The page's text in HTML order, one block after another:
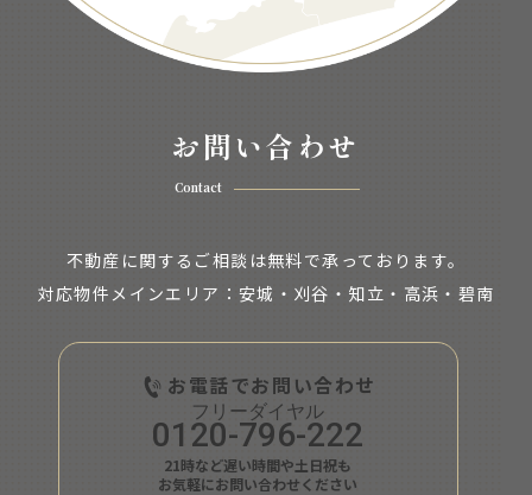
お問い合わせ
Contact
不動産に関するご相談は無料で承っております。
対応物件メインエリア：安城・刈谷・知立・ 高浜・碧南
お電話でお問い合わせ
0120-796-222
21時など遅い時間や土日祝も
お気軽にお問い合わせください